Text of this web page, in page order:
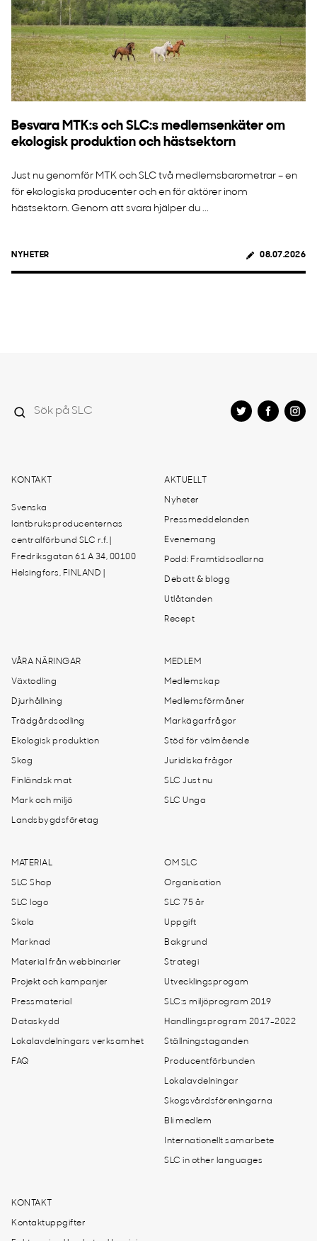
Besvara MTK:s och SLC:s medlemsenkäter om
ekologisk produktion och hästsektorn
Just nu genomför MTK och SLC två medlemsbarometrar – en
för ekologiska producenter och en för aktörer inom
hästsektorn. Genom att svara hjälper du ...
NYHETER 08.07.2026
KONTAKT
Svenska
lantbruksproducenternas
centralförbund SLC r.f. |
Fredriksgatan 61 A 34, 00100
Helsingfors, FINLAND |
AKTUELLT
Nyheter
Pressmeddelanden
Evenemang
Podd: Framtidsodlarna
Debatt & blogg
Utlåtanden
Recept
VÅRA NÄRINGAR
Växtodling
Djurhållning
Trädgårdsodling
Ekologisk produktion
Skog
Finländsk mat
Mark och miljö
Landsbygdsföretag
MEDLEM
Medlemskap
Medlemsförmåner
Markägarfrågor
Stöd för välmående
Juridiska frågor
SLC Just nu
SLC Unga
MATERIAL
SLC Shop
SLC logo
Skola
Marknad
Material från webbinarier
Projekt och kampanjer
Pressmaterial
Dataskydd
Lokalavdelningars verksamhet
FAQ
OM SLC
Organisation
SLC 75 år
Uppgift
Bakgrund
Strategi
Utvecklingsprogam
SLC:s miljöprogram 2019
Handlingsprogram 2017-2022
Ställningstaganden
Producentförbunden
Lokalavdelningar
Skogsvårdsföreningarna
Bli medlem
Internationellt samarbete
SLC in other languages
KONTAKT
Kontaktuppgifter